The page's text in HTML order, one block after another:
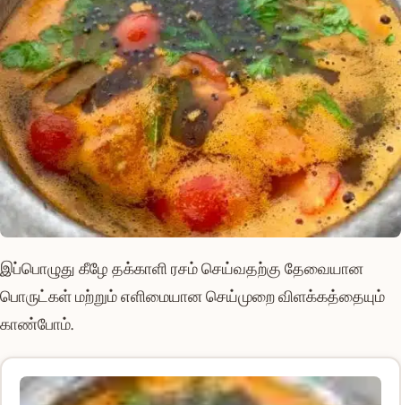
இப்பொழுது கீழே தக்காளி ரசம் செய்வதற்கு தேவையான
பொருட்கள் மற்றும் எளிமையான செய்முறை விளக்கத்தையும்
காண்போம்.